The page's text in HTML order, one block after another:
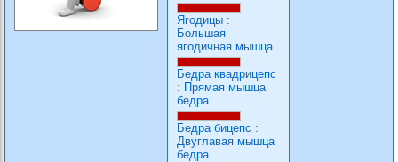
Ягодицы :
Большая
ягодичная мышца.
Бедра квадрицепс
: Прямая мышца
бедра
Бедра бицепс :
Двуглавая мышца
бедра